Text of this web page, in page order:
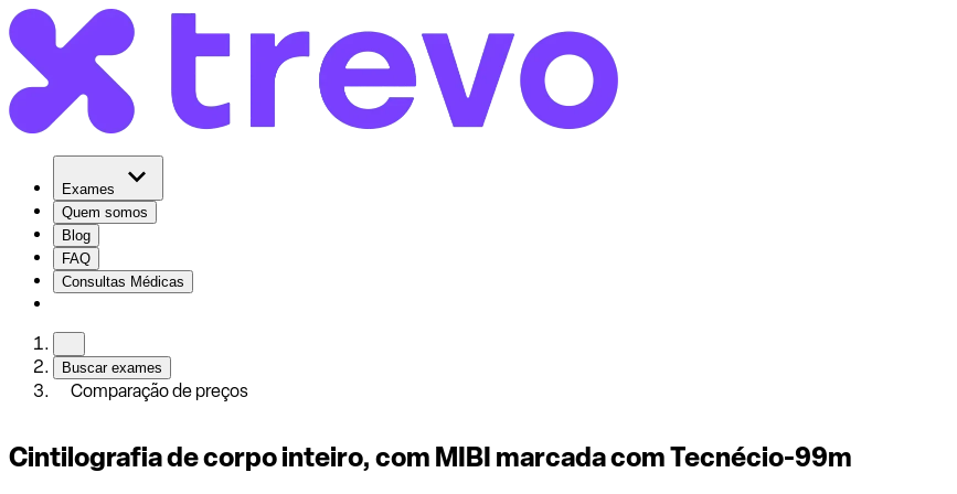
Exames
Quem somos
Blog
FAQ
Consultas Médicas
Buscar exames
Comparação de preços
Cintilografia de corpo inteiro, com MIBI marcada com Tecnécio-99m